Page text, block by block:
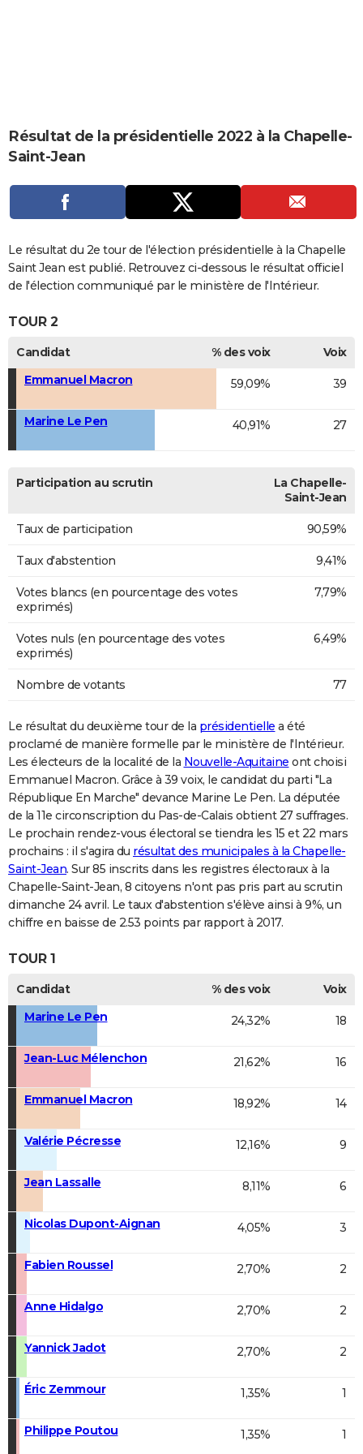
DICTIONNAIRE
PROGRAMME TV
COPAINS D'AVANT
S'inscrire
Se connecter
Lycées
Collèges
Primaires
Universités
Entreprises
Service militaire
Avis de recherche
AVIS DE DÉCÈS
FORUM
Résultat de la présidentielle 2022 à la Chapelle-
Saint-Jean
Le résultat du 2e tour de l'élection présidentielle à la Chapelle
Saint Jean est publié. Retrouvez ci-dessous le résultat officiel
de l'élection communiqué par le ministère de l'Intérieur.
TOUR 2
Candidat % des voix
Voix
Emmanuel Macron
59,09% 39
Marine Le Pen 40,91% 27
Participation au scrutin
La Chapelle-
Saint-Jean
Taux de participation 90,59%
Taux d'abstention 9,41%
Votes blancs (en pourcentage des votes
exprimés)
7,79%
Votes nuls (en pourcentage des votes
exprimés)
6,49%
Nombre de votants 77
Le résultat du deuxième tour de la présidentielle a été
proclamé de manière formelle par le ministère de l'Intérieur.
Les électeurs de la localité de la Nouvelle-Aquitaine ont choisi
Emmanuel Macron. Grâce à 39 voix, le candidat du parti "La
République En Marche" devance Marine Le Pen. La députée
de la 11e circonscription du Pas-de-Calais obtient 27 suffrages.
Le prochain rendez-vous électoral se tiendra les 15 et 22 mars
prochains : il s'agira du résultat des municipales à la Chapelle-
Saint-Jean. Sur 85 inscrits dans les registres électoraux à la
Chapelle-Saint-Jean, 8 citoyens n'ont pas pris part au scrutin
dimanche 24 avril. Le taux d'abstention s'élève ainsi à 9%, un
chiffre en baisse de 2.53 points par rapport à 2017.
TOUR 1
Candidat % des voix
Voix
Marine Le Pen
24,32% 18
Jean-Luc Mélenchon 21,62% 16
Emmanuel Macron 18,92% 14
Valérie Pécresse 12,16% 9
Jean Lassalle 8,11% 6
Nicolas Dupont-Aignan 4,05% 3
Fabien Roussel 2,70% 2
Anne Hidalgo 2,70% 2
Yannick Jadot 2,70% 2
Éric Zemmour 1,35% 1
Philippe Poutou 1,35% 1